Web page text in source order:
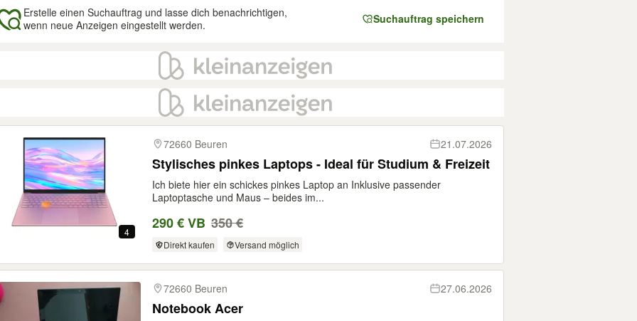
Erstelle einen Suchauftrag und lasse dich benachrichtigen,
wenn neue Anzeigen eingestellt werden.
Suchauftrag speichern
4
72660 Beuren 21.07.2026
Stylisches pinkes Laptops - Ideal für Studium & Freizeit
Ich biete hier ein schickes pinkes Laptop an Inklusive passender
Laptoptasche und Maus – beides im...
290 € VB 350 €
Direkt kaufen Versand möglich
72660 Beuren 27.06.2026
Notebook Acer